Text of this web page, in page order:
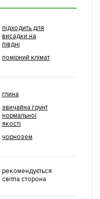
підходить для
висадки на
півдні
помірний клімат
глина
звичайна грунт
нормальної
якості
чорнозем
рекомендується
світла сторона